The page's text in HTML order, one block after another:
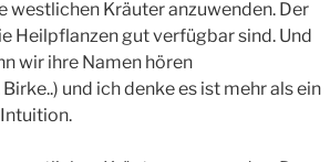
westlichen Kräuter anzuwenden. Der
Heilpflanzen gut verfügbar sind. Und
wir ihre Namen hören
und ich denke es ist mehr als ein